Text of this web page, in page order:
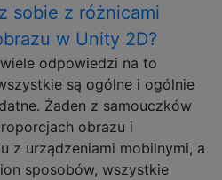
sobie z różnicami
w Unity 2D?
wiele odpowiedzi na to
są ogólne i ogólnie
Żaden z samouczków
obrazu i
z urządzeniami mobilnymi, a
sposobów, wszystkie